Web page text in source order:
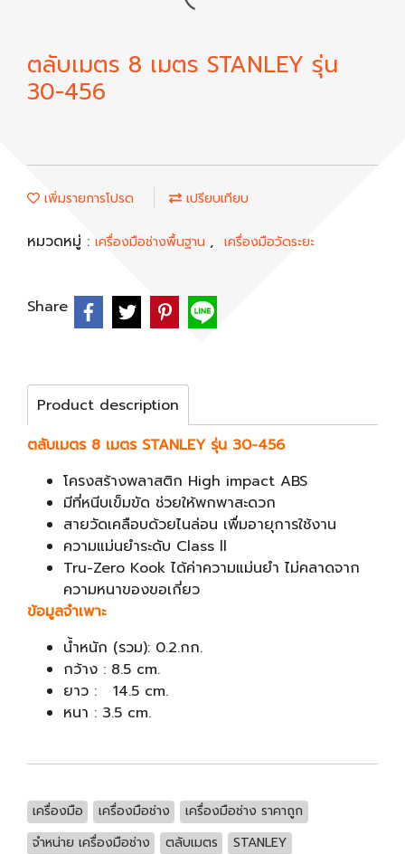
ตลับเมตร 8 เมตร STANLEY รุ่น
30-456
เพิ่มรายการโปรด เปรียบเทียบ
หมวดหมู่ : เครื่องมือช่างพื้นฐาน , เครื่องมือวัดระยะ
Share
Product description
ตลับเมตร 8 เมตร STANLEY รุ่น 30-456
โครงสร้างพลาสติก High impact ABS
มีที่หนีบเข็มขัด ช่วยให้พกพาสะดวก
สายวัดเคลือบด้วยไนล่อน เพื่มอายุการใช้งาน
ความแม่นยำระดับ Class ll
Tru-Zero Kook ได้ค่าความแม่นยำ ไม่คลาดจาก
ความหนาของขอเกี่ยว
ข้อมูลจำเพาะ
น้ำหนัก (รวม): 0.2.กก.
กว้าง : 8.5 cm.
ยาว : 14.5 cm.
หนา : 3.5 cm.
เครื่องมือ เครื่องมือช่าง
เครื่องมือช่าง ราคาถูก
จำหน่าย เครื่องมือช่าง
ตลับเมตร STANLEY